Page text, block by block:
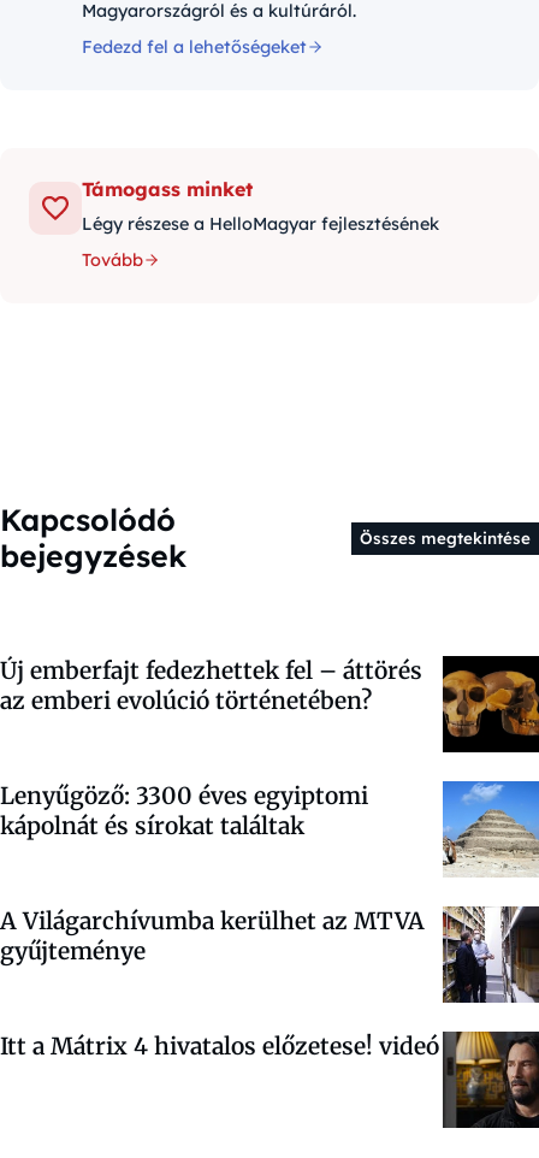
Magyarországról és a kultúráról.
Fedezd fel a lehetőségeket
Támogass minket
Légy részese a HelloMagyar fejlesztésének
Tovább
Kapcsolódó
bejegyzések
Összes megtekintése
Új emberfajt fedezhettek fel – áttörés
az emberi evolúció történetében?
Lenyűgöző: 3300 éves egyiptomi
kápolnát és sírokat találtak
A Világarchívumba kerülhet az MTVA
gyűjteménye
Itt a Mátrix 4 hivatalos előzetese! videó